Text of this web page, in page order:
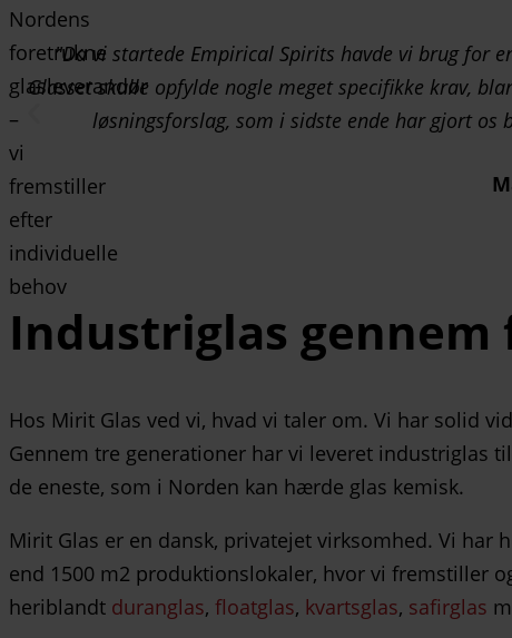
Da vi startede Empirical Spirits havde vi brug for
Glasset skulle opfylde nogle meget specifikke krav,
løsningsforslag, som i sidste ende har gjort os
Industriglas
Hos Mirit Glas ved vi, hvad vi taler om. Vi har solid
Gennem tre generationer har vi leveret industriglas
de eneste, som i Norden kan hærde glas kemisk.
Mirit Glas er en dansk, privatejet virksomhed. Vi
end 1500 m2 produktionslokaler, hvor vi fremstiller
heriblandt duranglas, floatglas, kvartsglas, safirglas